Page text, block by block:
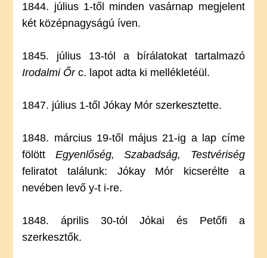
1844. július 1-től minden vasárnap megjelent
két középnagyságú íven.
1845. július 13-tól a bírálatokat tartalmazó
Irodalmi Őrc. lapot adta ki mellékletéül.
1847. július 1-től Jókay Mór szerkesztette.
1848. március 19-től május 21-ig a lap címe
fölött Egyenlőség, Szabadság, Testvériség
feliratot találunk: Jókay Mór kicserélte a
nevében levő y-t i-re.
1848. április 30-tól Jókai és Petőfi a
szerkesztők.